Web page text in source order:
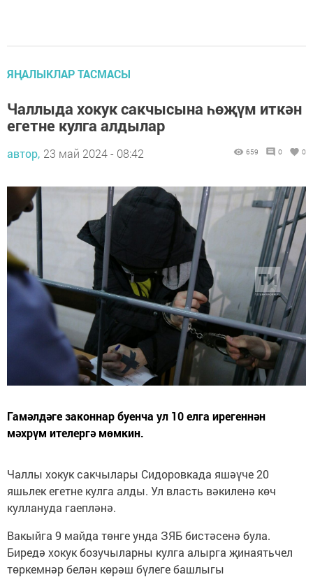
ЯҢАЛЫКЛАР ТАСМАСЫ
Чаллыда хокук сакчысына һөҗүм иткән
егетне кулга алдылар
автор, 23 май 2024 - 08:42 659 0 0
Гамәлдәге законнар буенча ул 10 елга ирегеннән
мәхрүм ителергә мөмкин.
Чаллы хокук сакчылары Сидоровкада яшәүче 20
яшьлек егетне кулга алды. Ул власть вәкиленә көч
куллануда гаепләнә.
Вакыйга 9 майда төнге унда ЗЯБ бистәсенә була.
Биредә хокук бозучыларны кулга алырга җинаятьчел
төркемнәр белән көрәш бүлеге башлыгы